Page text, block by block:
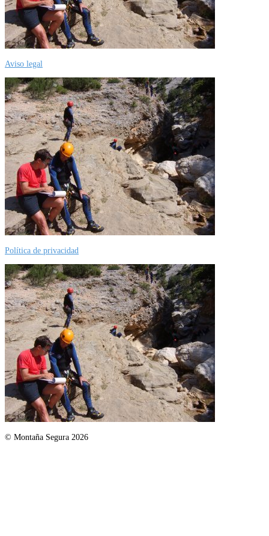
Aviso legal
Política de privacidad
© Montaña Segura 2026